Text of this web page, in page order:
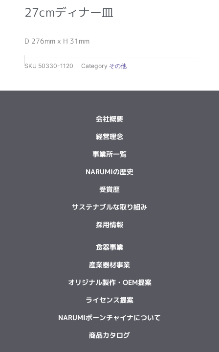
27cmディナー皿
D 276mm x H 31mm
SKU 50330-1120 Category その他
会社概要
経営理念
事業所一覧
NARUMIの歴史
受賞歴
サステナブルな取り組み
採用情報
食器事業
産業器材事業
オリジナル製作・OEM提案
ライセンス提案
NARUMIボーンチャイナについて
商品カタログ